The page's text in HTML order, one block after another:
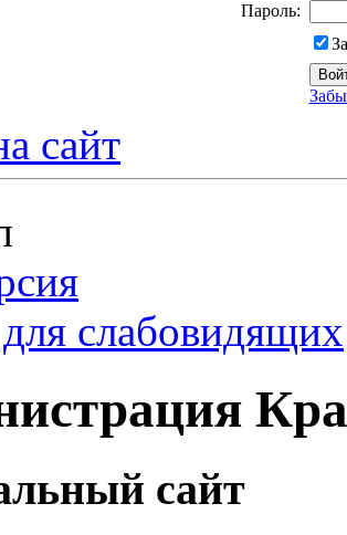
Пароль:
сайт
слабовидящих
сайт